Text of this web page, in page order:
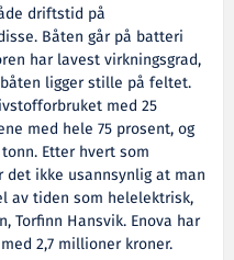
driftstid på
Båten går på batteri
har lavest virkningsgrad,
ligger stille på feltet.
med 25
med hele 75 prosent, og
Etter hvert som
ikke usannsynlig at man
av tiden som helelektrisk,
Torfinn Hansvik. Enova har
2,7 millioner kroner.